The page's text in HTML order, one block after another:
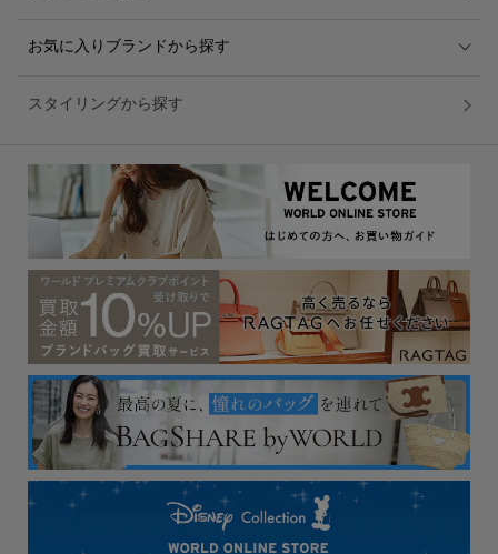
お気に入りブランドから探す
スタイリングから探す